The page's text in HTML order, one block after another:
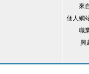
來
個人網
職
興